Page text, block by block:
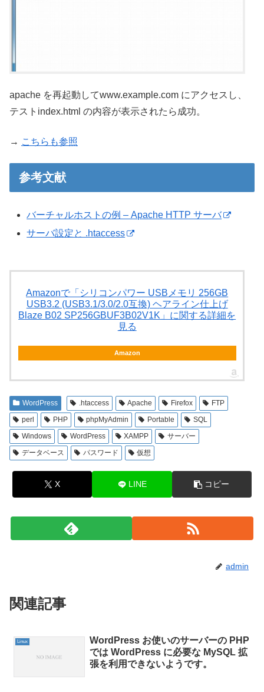
apache を再起動してwww.example.com にアクセスし、
テストindex.html の内容が表示されたら成功。
→ こちらも参照
参考文献
バーチャルホストの例 – Apache HTTP サーバ
サーバ設定と .htaccess
Amazonで「シリコンパワー USBメモリ 256GB
USB3.2 (USB3.1/3.0/2.0互換) ヘアライン仕上げ
Blaze B02 SP256GBUF3B02V1K」に関する詳細を
見る
Amazon
WordPress .htaccess Apache Firefox
FTP
perl
PHP phpMyAdmin Portable
SQL
Windows
WordPress XAMPP
サーバー
データベース
パスワード 仮想
X LINE コピー
admin
関連記事
Linux
WordPress お使いのサーバーの PHP
では WordPress に必要な MySQL 拡
張を利用できないようです。